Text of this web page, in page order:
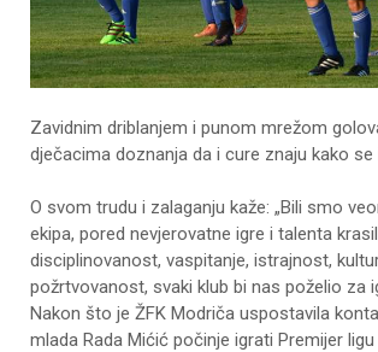
Zavidnim driblanjem i punom mrežom
dječacima doznanja da i cure znaju kako se
O svom trudu i zalaganju kaže: „Bili smo
ekipa, pored nevjerovatne igre i talenta
disciplinovanost, vaspitanje, istrajnost,
požrtvovanost, svaki klub bi nas poželio za
Nakon što je ŽFK Modriča uspostavila
mlada Rada Mićić počinje igrati Premijer